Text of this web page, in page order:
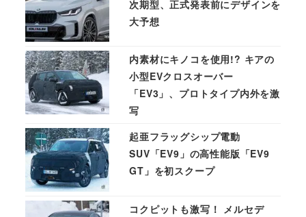
次期型、正式発表前にデザインを
大予想
内素材にキノコを使用!? キアの
小型EVクロスオーバー
「EV3」、プロトタイプ内外を激
写
起亜フラッグシップ電動
SUV「EV9」の高性能版「EV9
GT」を初スクープ
コクピットも激写！ メルセデ